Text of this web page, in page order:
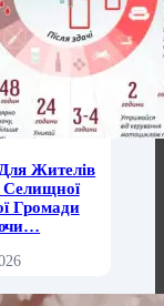
Жителів
Селищної
Громади